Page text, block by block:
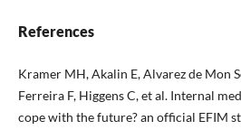
References
Kramer MH, Akalin E, Alvarez de Mon
Ferreira F, Higgens C, et al. Internal
cope with the future? an official EFIM